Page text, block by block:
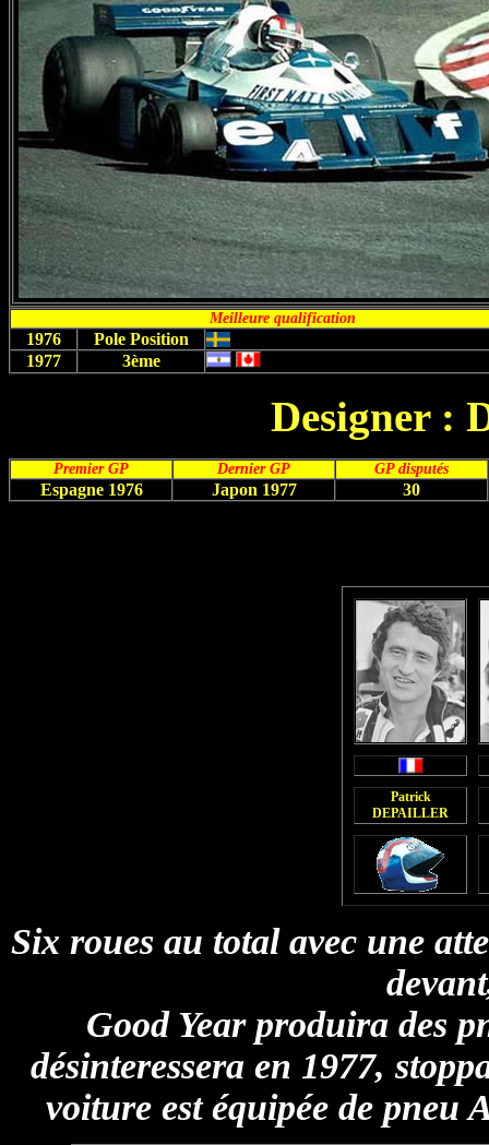
Meilleure qualification
1976
Pole Position
1977
3ème
Designer :
Premier GP Dernier GP GP disputés
Espagne 1976 Japon 1977 30
Patrick
DEPAILLER
Six roues au total avec une
Good Year produira des
désinteressera en 1977,
voiture est équipée de pneu